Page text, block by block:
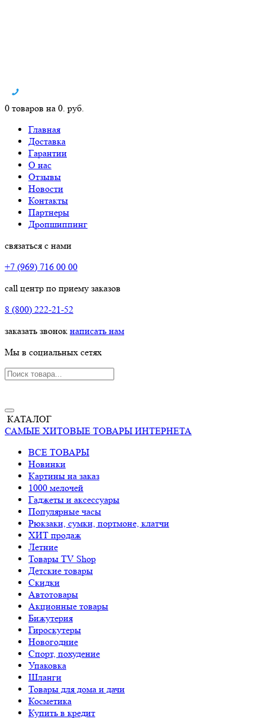
0 товаров на 0. руб.
Главная
Доставка
Гарантии
О нас
Отзывы
Новости
Контакты
Партнеры
Дропшиппинг
связаться с нами
+7 (969) 716 00 00
call центр по приему заказов
8 (800) 222-21-52
заказать звонок написать нам
Мы в социальных сетях
КАТАЛОГ
САМЫЕ ХИТОВЫЕ ТОВАРЫ ИНТЕРНЕТА
ВСЕ ТОВАРЫ
Новинки
Картины на заказ
1000 мелочей
Гаджеты и аксессуары
Популярные часы
Рюкзаки, сумки, портмоне, клатчи
ХИТ продаж
Летние
Товары TV Shop
Детские товары
Cкидки
Автотовары
Акционные товары
Бижутерия
Гироскутеры
Новогодние
Спорт, похудение
Упаковка
Шланги
Товары для дома и дачи
Косметика
Купить в кредит